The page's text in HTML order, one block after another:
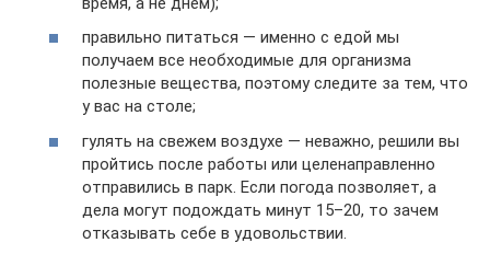
правильно питаться — именно с едой мы
получаем все необходимые для организма
полезные вещества, поэтому следите за тем, что
у вас на столе;
гулять на свежем воздухе — неважно, решили вы
пройтись после работы или целенаправленно
отправились в парк. Если погода позволяет, а
дела могут подождать минут 15–20, то зачем
отказывать себе в удовольствии.